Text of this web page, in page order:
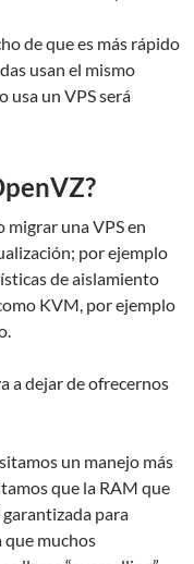
de que es más rápido
usan el mismo
usa un VPS será
migrar una VPS en
por ejemplo
de aislamiento
KVM, por ejemplo
a dejar de ofrecernos
un manejo más
que la RAM que
para
muchos